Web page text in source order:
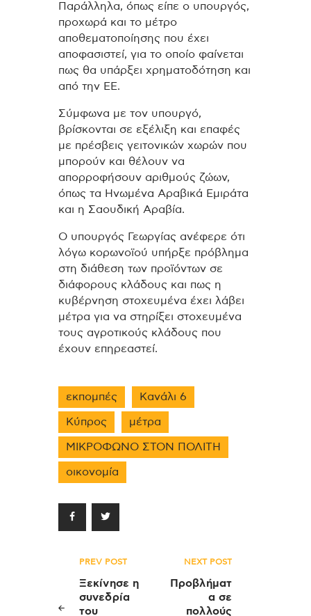
Παράλληλα, όπως είπε ο υπουργός,
προχωρά και το μέτρο
αποθεματοποίησης που έχει
αποφασιστεί, για το οποίο φαίνεται
πως θα υπάρξει χρηματοδότηση και
από την ΕΕ.
Σύμφωνα με τον υπουργό,
βρίσκονται σε εξέλιξη και επαφές
με πρέσβεις γειτονικών χωρών που
μπορούν και θέλουν να
απορροφήσουν αριθμούς ζώων,
όπως τα Ηνωμένα Αραβικά Εμιράτα
και η Σαουδική Αραβία.
Ο υπουργός Γεωργίας ανέφερε ότι
λόγω κορωνοϊού υπήρξε πρόβλημα
στη διάθεση των προϊόντων σε
διάφορους κλάδους και πως η
κυβέρνηση στοχευμένα έχει λάβει
μέτρα για να στηρίξει στοχευμένα
τους αγροτικούς κλάδους που
έχουν επηρεαστεί.
εκπομπές Κανάλι 6
Κύπρος μέτρα
ΜΙΚΡΟΦΩΝΟ ΣΤΟΝ ΠΟΛΙΤΗ
οικονομία
Πλοήγηση
άρθρων
PREV POST
Ξεκίνησε η
συνεδρία
του
NEXT POST
Προβλήματ
α σε
πολλούς